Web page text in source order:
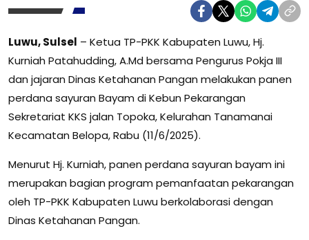
Luwu, Sulsel – Ketua TP-PKK Kabupaten Luwu, Hj.
Kurniah Patahudding, A.Md bersama Pengurus Pokja III
dan jajaran Dinas Ketahanan Pangan melakukan panen
perdana sayuran Bayam di Kebun Pekarangan
Sekretariat KKS jalan Topoka, Kelurahan Tanamanai
Kecamatan Belopa, Rabu (11/6/2025).
Menurut Hj. Kurniah, panen perdana sayuran bayam ini
merupakan bagian program pemanfaatan pekarangan
oleh TP-PKK Kabupaten Luwu berkolaborasi dengan
Dinas Ketahanan Pangan.